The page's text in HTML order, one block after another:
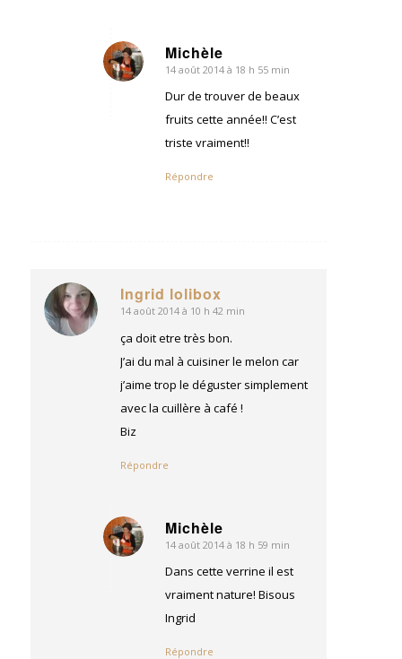
Michèle
dit
14 août 2014 à 18 h 55 min
Dur de trouver de beaux
fruits cette année!! C’est
triste vraiment!!
Répondre
Ingrid lolibox
dit
:
14 août 2014 à 10 h 42 min
ça doit etre très bon.
J’ai du mal à cuisiner le melon car
j’aime trop le déguster simplement
avec la cuillère à café !
Biz
Répondre
Michèle
dit
14 août 2014 à 18 h 59 min
Dans cette verrine il est
vraiment nature! Bisous
Ingrid
Répondre